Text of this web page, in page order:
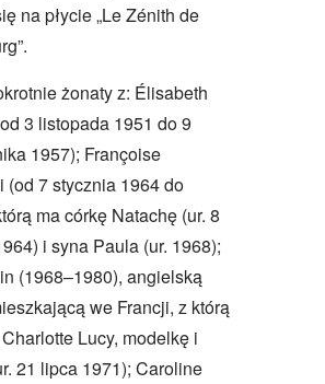
na płycie „Le Zénith de
żonaty z: Élisabeth
3 listopada 1951 do 9
1957); Françoise
(od 7 stycznia 1964 do
ma córkę Natachę (ur. 8
i syna Paula (ur. 1968);
(1968–1980), angielską
we Francji, z którą
Lucy, modelkę i
21 lipca 1971); Caroline